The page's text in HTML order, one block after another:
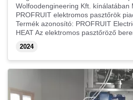
Wolfoodengineering Kft. kínálatában
PROFRUIT elektromos pasztőrök
Termék azonosító: PROFRUIT
HEAT Az elektromos pasztőröző
2024